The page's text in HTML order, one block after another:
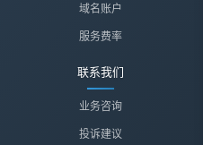
域名账户
服务费率
联系我们
业务咨询
投诉建议